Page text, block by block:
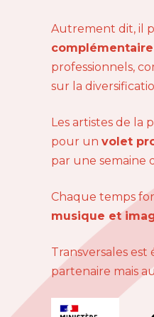
Autrement dit, il
professionnels,
sur la
Les artistes de la
pour un volet
par une semaine
Chaque temps
musique et
Transversales
partenaire mais